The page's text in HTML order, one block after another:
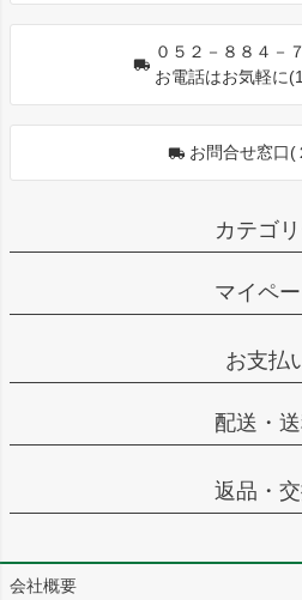
０５２－８８４－
お電話はお気軽に
お問合せ窓口(
カテゴ
マイペ
お支払
配送・
返品・
会社概要